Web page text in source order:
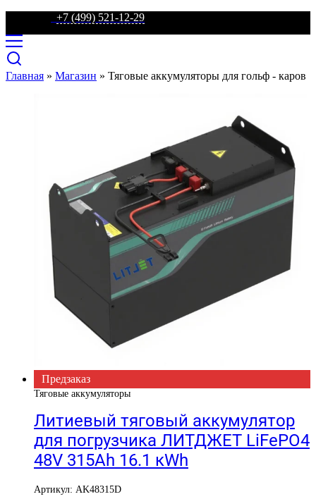
+7 (499) 521-12-29
Главная » Магазин » Тяговые аккумуляторы для гольф - каров
Предзаказ
Тяговые аккумуляторы
Литиевый тяговый аккумулятор
для погрузчика ЛИТДЖЕТ LiFePO4
48V 315Ah 16.1 кWh
Артикул: AK48315D